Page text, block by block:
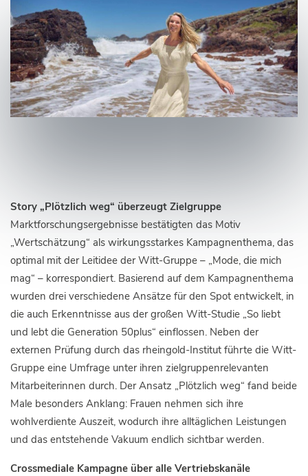
Story „Plötzlich weg“ überzeugt Zielgruppe
Marktforschungsergebnisse bestätigten das Motiv
„Wertschätzung“ als wirkungsstarkes Kampagnenthema, das
optimal mit der Leitidee der Witt-Gruppe – „Mode, die mich
mag“ – korrespondiert. Basierend auf dem Kampagnenthema
wurden drei verschiedene Ansätze für den Spot entwickelt, in
die auch Erkenntnisse aus der großen Witt-Studie „So liebt
und lebt die Generation 50plus“ einflossen. Neben der
externen Prüfung durch das rheingold-Institut führte die Witt-
Gruppe eine Umfrage unter ihren zielgruppenrelevanten
Mitarbeiterinnen durch. Der Ansatz „Plötzlich weg“ fand beide
Male besonders Anklang: Frauen nehmen sich ihre
wohlverdiente Auszeit, wodurch ihre alltäglichen Leistungen
und das entstehende Vakuum endlich sichtbar werden.
Crossmediale Kampagne über alle Vertriebskanäle